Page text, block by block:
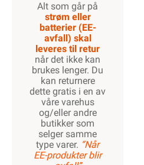
Alt som går på
strøm eller
batterier (EE-
avfall) skal
leveres til retur
når det ikke kan
brukes lenger. Du
kan returnere
dette gratis i en av
våre varehus
og/eller andre
butikker som
selger samme
type varer. “Når
EE-produkter blir